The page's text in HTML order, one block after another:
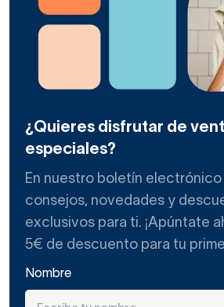
¿Quieres disfrutar de
especiales?
En nuestro boletín
consejos, novedades y
exclusivos para ti. ¡Apúntate
5€ de descuento para tu
Nombre